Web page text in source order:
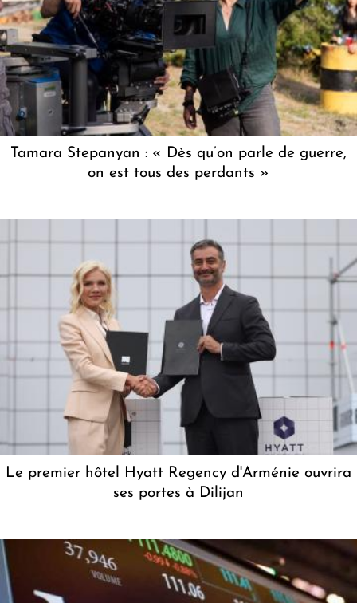
Tamara Stepanyan : « Dès qu’on parle de guerre,
on est tous des perdants »
Le premier hôtel Hyatt Regency d'Arménie ouvrira
ses portes à Dilijan